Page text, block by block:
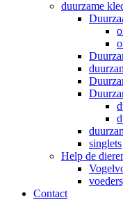
duurzame
singlets
Help de
Contact